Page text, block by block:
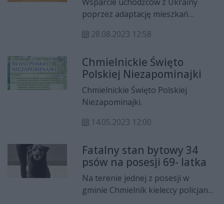
Wsparcie uchodźców z Ukrainy
poprzez adaptację mieszkań
oraz modernizacja budynku
w Chmielniku z przystosowaniem
na potrzeby społeczne – na takie
dwa projekty umowy o
dofinansowanie podpisali dziś
marszałek Andrzej Bętkowski,
wicemarszałek Renata Janik oraz
28.08.2023 12:58
Chmielnickie Święto
Polskiej Niezapominajki
Chmielnickie Święto Polskiej
Niezapominajki.
14.05.2023 12:00
Fatalny stan bytowy 34
psów na posesji 69- latka
Na terenie jednej z posesji w
gminie Chmielnik kieleccy policjanci